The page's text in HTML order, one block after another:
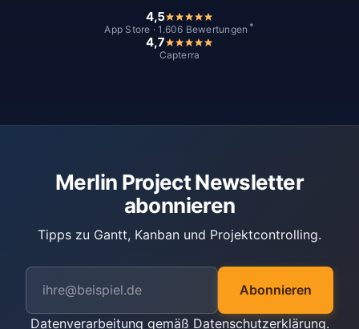
4,5
App Store · 1.606 Bewertungen *
4,7
Capterra
Merlin Project Newsletter
abonnieren
Tipps zu Gantt, Kanban und Projektcontrolling.
Abonnieren
Datenverarbeitung gemäß Datenschutzerklärung.